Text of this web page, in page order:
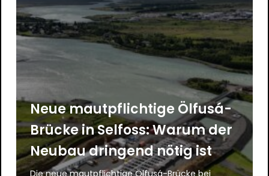
Neue mautpflichtige Ölfusá-
Brücke in Selfoss: Warum der
Neubau dringend nötig ist
Die neue mautpflichtige Ölfusá-Brücke bei